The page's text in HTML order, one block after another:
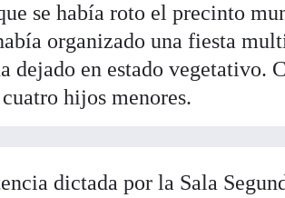
se había roto el precinto
organizado una fiesta
dejado en estado vegetativo.
hijos menores.
dictada por la Sala